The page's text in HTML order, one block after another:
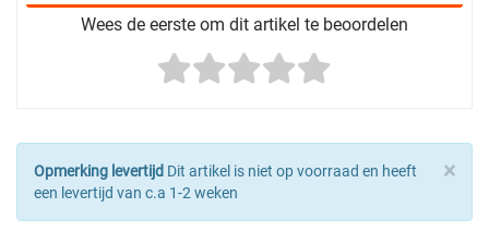
Wees de eerste om dit artikel te beoordelen
×
Opmerking levertijd Dit artikel is niet op voorraad en heeft
een levertijd van c.a 1-2 weken